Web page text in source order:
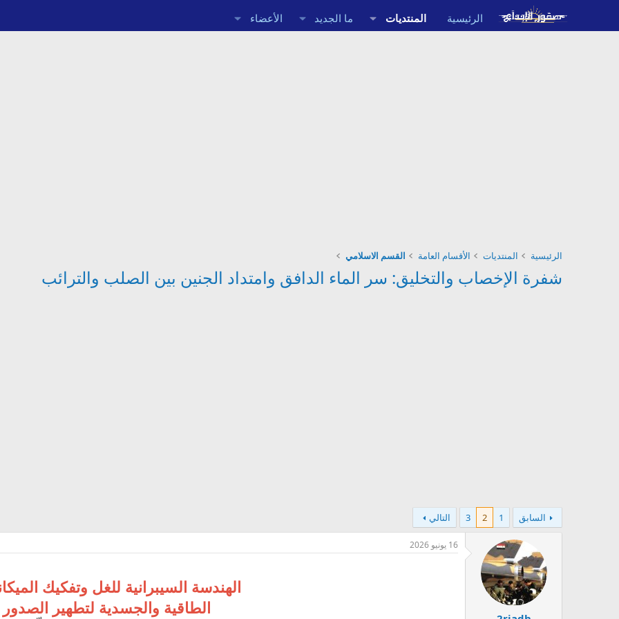
الرئيسية المنتديات ما الجديد الأعضاء
الرئيسية المنتديات الأقسام العامة القسم الاسلامي
شفرة الإخصاب والتخليق: سر الماء الدافق وامتداد الجنين بين الصلب والترائب
السابق 1
2
3 التالي
16 يونيو 2026
الهندسة السيبرانية للغل وتفكيك
الطاقية والجسدية لتطهير الصدور